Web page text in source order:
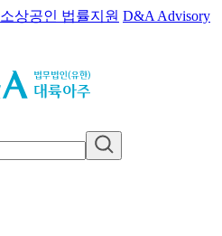
소상공인 법률지원 D&A Advisory